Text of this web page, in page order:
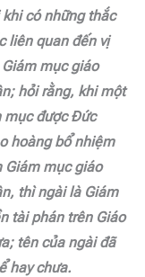
có những thắc
liên quan đến vị
mục giáo
hỏi rằng, khi một
mục được Đức
hoàng bổ nhiệm
Giám mục giáo
thì ngài là Giám
tài phán trên Giáo
tên của ngài đã
hay chưa.